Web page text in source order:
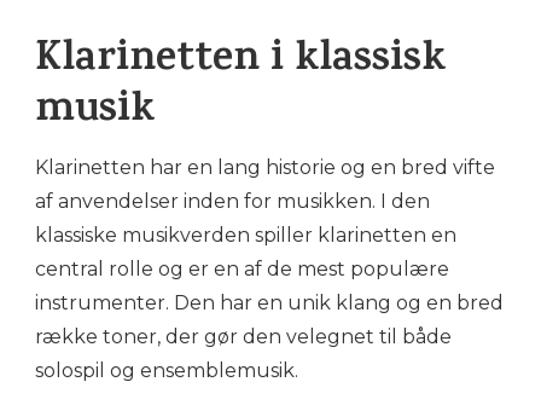
Klarinetten i klassisk
musik
Klarinetten har en lang historie og en bred vifte
af anvendelser inden for musikken. I den
klassiske musikverden spiller klarinetten en
central rolle og er en af ​​de mest populære
instrumenter. Den har en unik klang og en bred
række toner, der gør den velegnet til både
solospil og ensemblemusik.